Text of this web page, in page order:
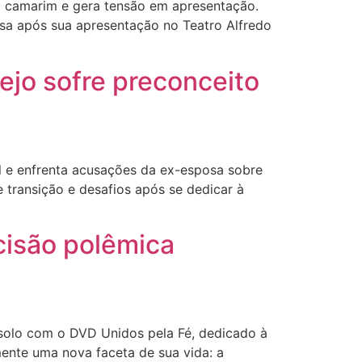
e gera tensão em apresentação.
após sua apresentação no Teatro Alfredo
sofre preconceito
enfrenta acusações da ex-esposa sobre
e desafios após se dedicar à
polêmica
com o DVD Unidos pela Fé, dedicado à
uma nova faceta de sua vida: a